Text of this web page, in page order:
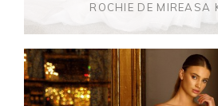
ROCHIE DE MIREASA